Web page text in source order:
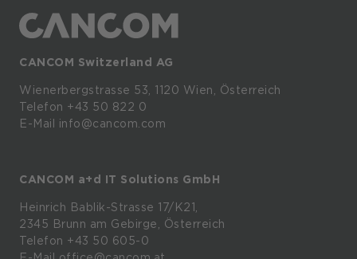
CANCOM Switzerland AG
Wienerbergstrasse 53, 1120 Wien, Österreich
Telefon +43 50 822 0
E-Mail info@cancom.com
CANCOM a+d IT Solutions GmbH
Heinrich Bablik-Strasse 17/K21,
2345 Brunn am Gebirge, Österreich
Telefon +43 50 605-0